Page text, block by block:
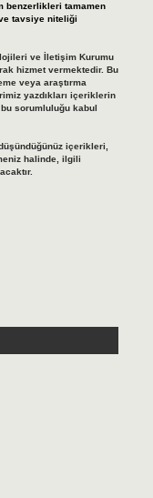
benzerlikleri tamamen
tavsiye niteliği
ve İletişim Kurumu
hizmet vermektedir. Bu
veya araştırma
yazdıkları içeriklerin
sorumluluğu kabul
içerikleri,
halinde, ilgili